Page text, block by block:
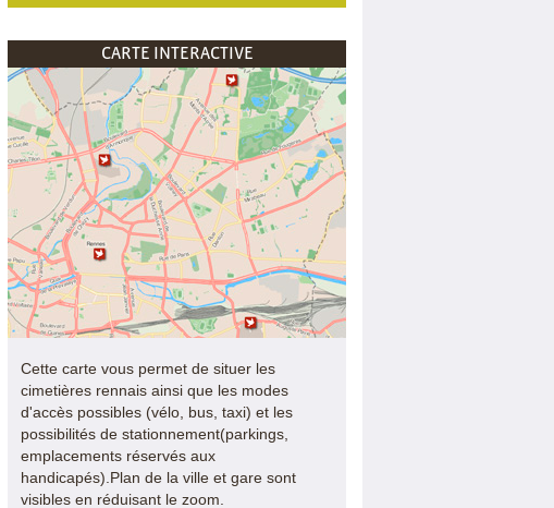
CARTE INTERACTIVE
Cette carte vous permet de situer les
cimetières rennais ainsi que les modes
d'accès possibles (vélo, bus, taxi) et les
possibilités de stationnement(parkings,
emplacements réservés aux
handicapés).Plan de la ville et gare sont
visibles en réduisant le zoom.